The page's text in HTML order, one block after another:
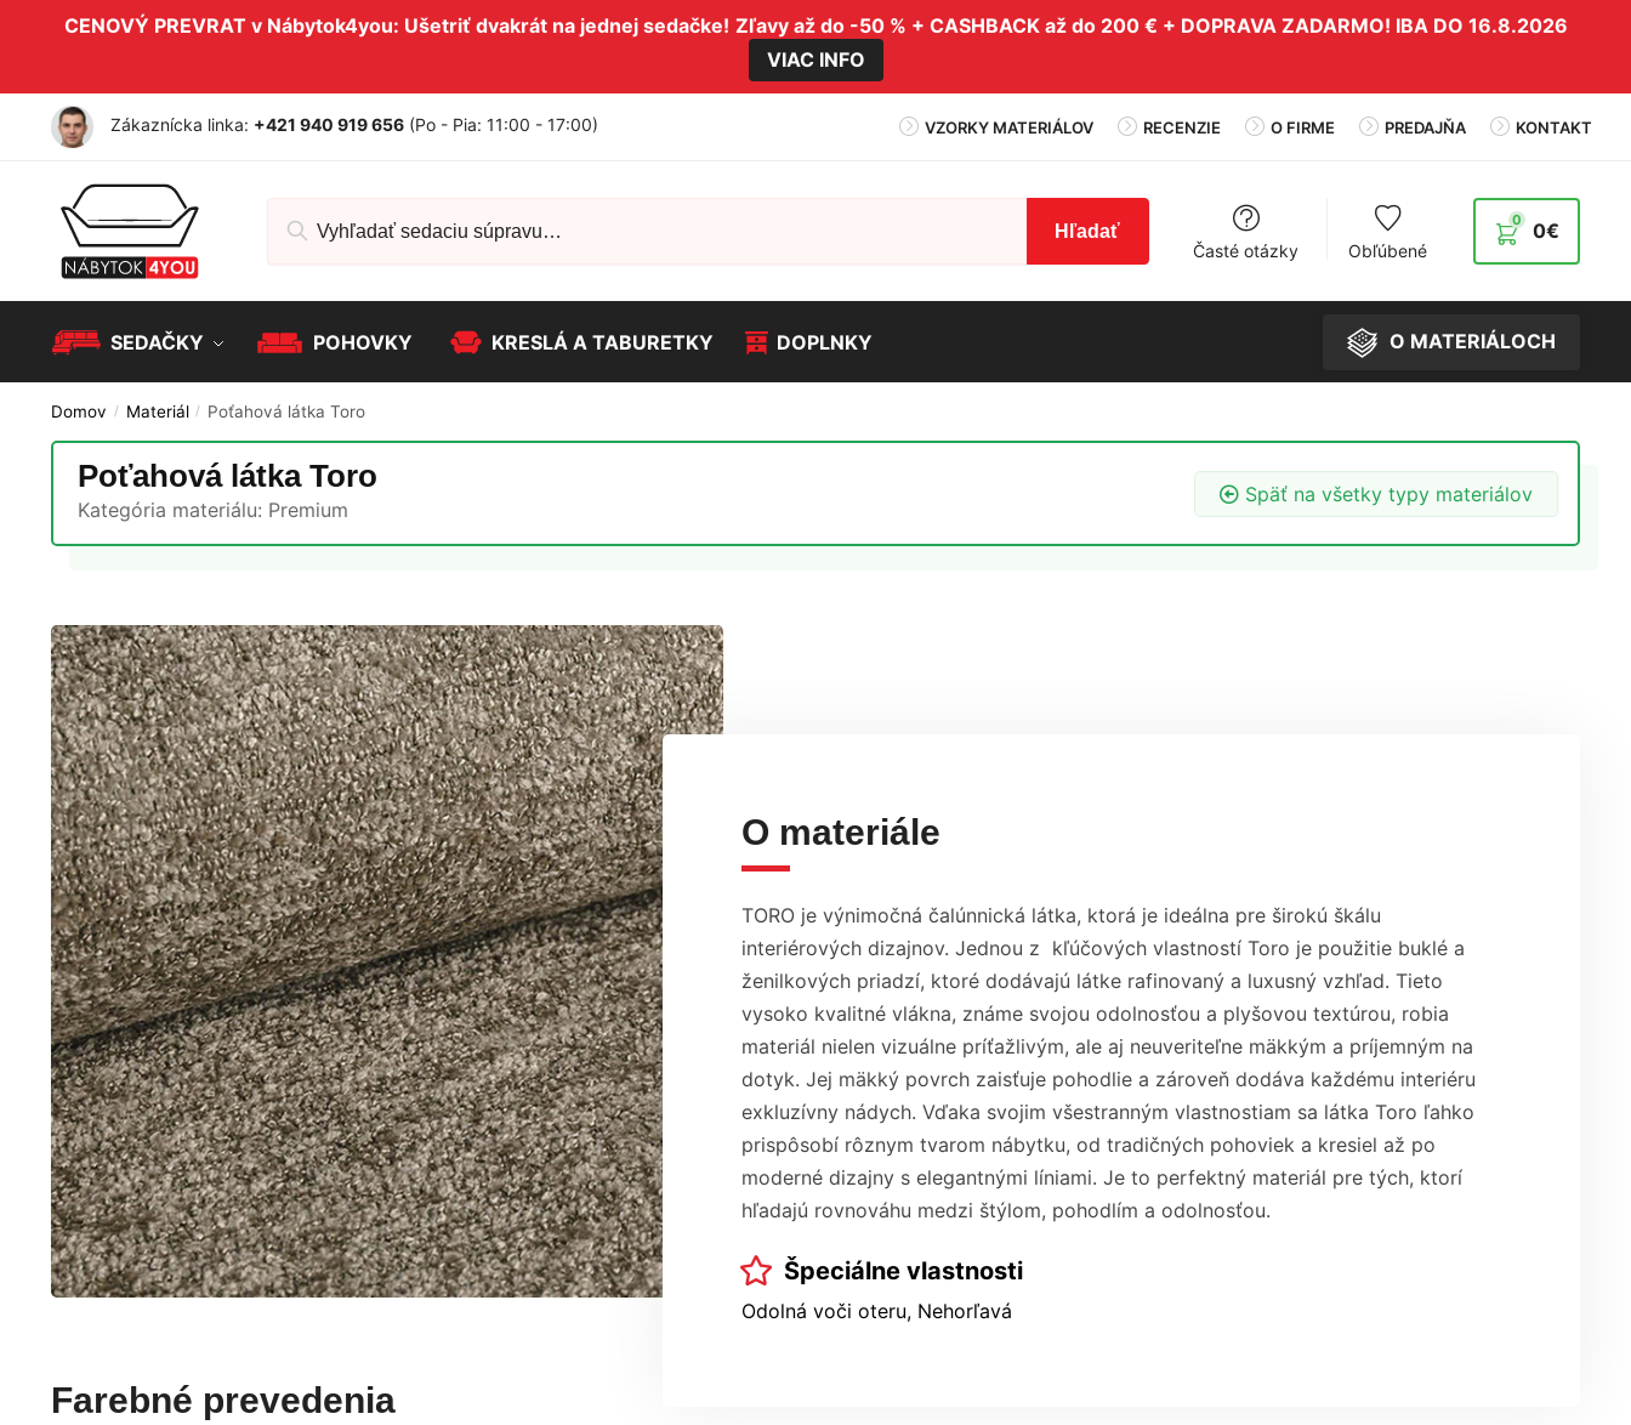
CENOVÝ PREVRAT v Nábytok4you: Ušetriť dvakrát na jednej sedačke! Zľavy až do -50 % + CASHBACK až do 200 € + DOPRAVA ZADARMO! IBA DO 16.8.2026
VIAC INFO
Zákaznícka linka: +421 940 919 656 (Po - Pia: 11:00 - 17:00) VZORKY MATERIÁLOV RECENZIE O FIRME PREDAJŇA KONTAKT
Hľadať
Časté otázky
Obľúbené
0€
0
SEDAČKY POHOVKY KRESLÁ A TABURETKY DOPLNKY O MATERIÁLOCH
Domov / Materiál / Poťahová látka Toro
Poťahová látka Toro
Kategória materiálu: Premium
Späť na všetky typy materiálov
O materiále
TORO je výnimočná čalúnnická látka, ktorá je ideálna pre širokú škálu
interiérových dizajnov. Jednou z kľúčových vlastností Toro je použitie buklé a
ženilkových priadzí, ktoré dodávajú látke rafinovaný a luxusný vzhľad. Tieto
vysoko kvalitné vlákna, známe svojou odolnosťou a plyšovou textúrou, robia
materiál nielen vizuálne príťažlivým, ale aj neuveriteľne mäkkým a príjemným na
dotyk. Jej mäkký povrch zaisťuje pohodlie a zároveň dodáva každému interiéru
exkluzívny nádych. Vďaka svojim všestranným vlastnostiam sa látka Toro ľahko
prispôsobí rôznym tvarom nábytku, od tradičných pohoviek a kresiel až po
moderné dizajny s elegantnými líniami. Je to perfektný materiál pre tých, ktorí
hľadajú rovnováhu medzi štýlom, pohodlím a odolnosťou.
Špeciálne vlastnosti
Odolná voči oteru, Nehorľavá
Farebné prevedenia